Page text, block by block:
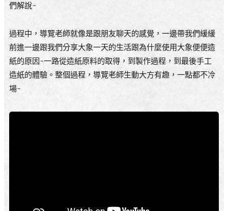
們解說~
過程中，導覽老師就像是跟朋友聊天的感覺，一邊帶我們緩緩
前進一邊跟我們分享大象一天的生活跟為什麼使用大象便便造
紙的原因~一路從造紙原料的取得，到製作過程，到最後手工
造紙的體驗。整個過程，導覽老師生動大方有趣，一點都不冷
場~